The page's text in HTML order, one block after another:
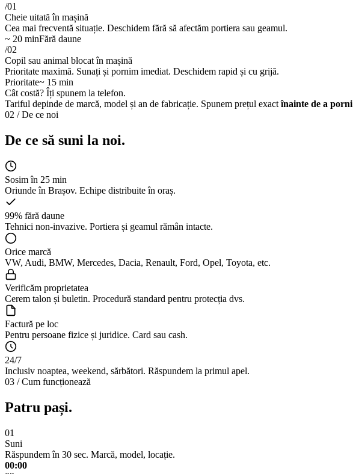
/01
Cheie uitată în mașină
Cea mai frecventă situație. Deschidem fără să afectăm portiera sau geamul.
~ 20 minFără daune
/02
Copil sau animal blocat în mașină
Prioritate maximă. Sunați și pornim imediat. Deschidem rapid și cu grijă.
Prioritate~ 15 min
Cât costă? Îți spunem la telefon.
Tariful depinde de marcă, model și an de fabricație. Spunem prețul exact înainte de a porni
02 / De ce noi
De ce să suni la noi.
Sosim în 25 min
Oriunde în Brașov. Echipe distribuite în oraș.
99% fără daune
Tehnici non-invazive. Portiera și geamul rămân intacte.
Orice marcă
VW, Audi, BMW, Mercedes, Dacia, Renault, Ford, Opel, Toyota, etc.
Verificăm proprietatea
Cerem talon și buletin. Procedură standard pentru protecția dvs.
Factură pe loc
Pentru persoane fizice și juridice. Card sau cash.
24/7
Inclusiv noaptea, weekend, sărbători. Răspundem la primul apel.
03 / Cum funcționează
Patru pași.
01
Suni
Răspundem în 30 sec. Marcă, model, locație.
00:00